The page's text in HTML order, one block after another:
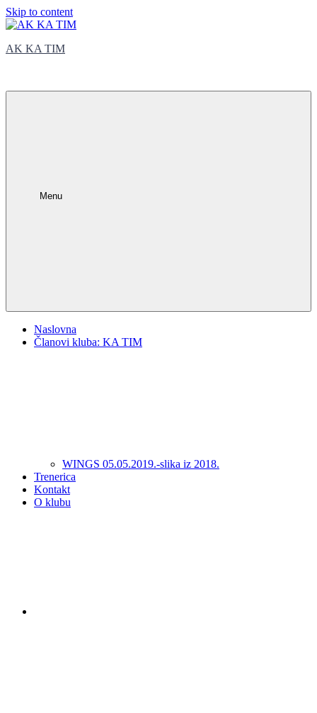
Skip to content
AK KA TIM
Menu
Naslovna
Članovi kluba: KA TIM
WINGS 05.05.2019.-slika iz 2018.
Trenerica
Kontakt
O klubu